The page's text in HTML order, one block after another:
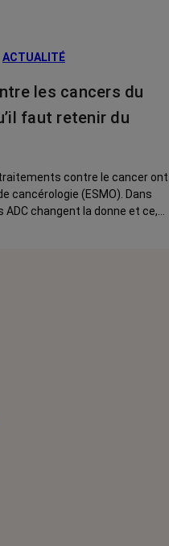
ACTUALITÉ
les cancers du
faut retenir du
contre le cancer ont
cancérologie (ESMO). Dans
changent la donne et ce,
Léon Bérard (Lyon).